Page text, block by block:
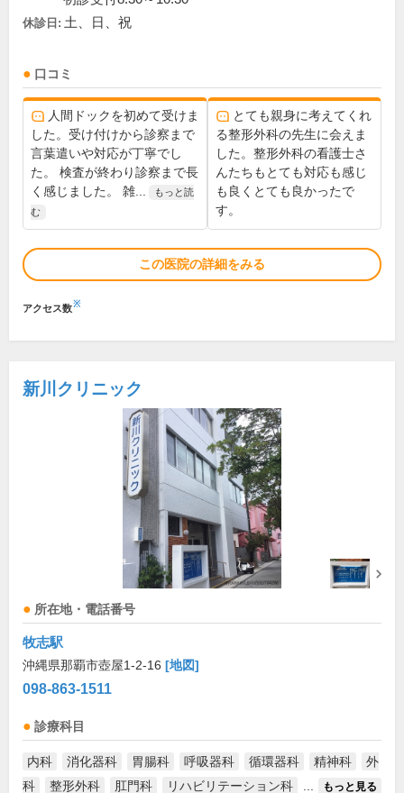
休診日: 土、日、祝
口コミ
人間ドックを初めて受けま
した。受け付けから診察まで
言葉遣いや対応が丁寧でし
た。 検査が終わり診察まで長
く感じました。 雑...
もっと読
む
とても親身に考えてくれ
る整形外科の先生に会えま
した。整形外科の看護士さ
んたちもとても対応も感じ
も良くとても良かったで
す。
この医院の詳細をみる
アクセス数※
新川クリニック
所在地・電話番号
牧志駅
沖縄県那覇市壺屋1-2-16 [地図]
098-863-1511
診療科目
内科 消化器科 胃腸科 呼吸器科 循環器科 精神科
外
科
整形外科 肛門科 リハビリテーション科 もっと見る